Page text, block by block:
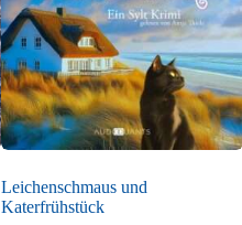
Leichenschmaus und
Katerfrühstück